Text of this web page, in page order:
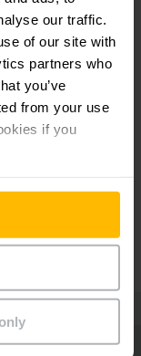
our traffic.
of our site with
partners who
you’ve
from your use
if you
se